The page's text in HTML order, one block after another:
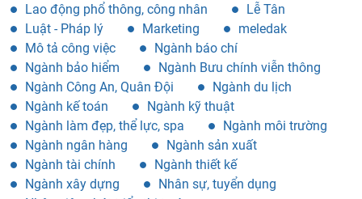
Lao động phổ thông, công nhân
Lễ Tân
Luật - Pháp lý
Marketing
meledak
Mô tả công việc
Ngành báo chí
Ngành bảo hiểm
Ngành Bưu chính viễn thông
Ngành Công An, Quân Đội
Ngành du lịch
Ngành kế toán
Ngành kỹ thuật
Ngành làm đẹp, thể lực, spa
Ngành môi trường
Ngành ngân hàng
Ngành sản xuất
Ngành tài chính
Ngành thiết kế
Ngành xây dựng
Nhân sự, tuyển dụng